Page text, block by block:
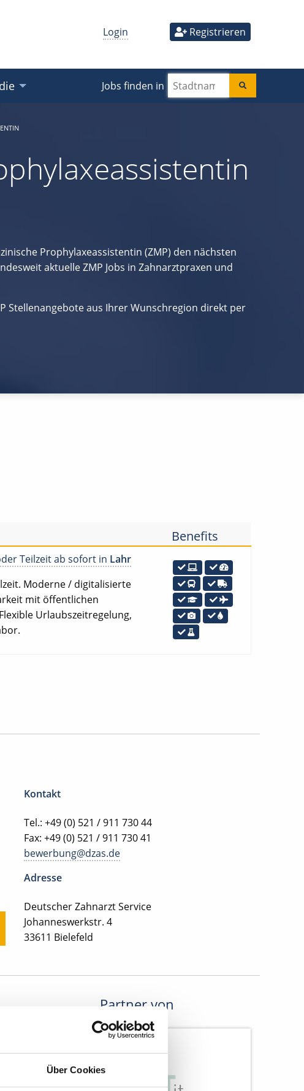
Über Cookies
Login Registrieren
Jobs finden in
Prophylaxeassistentin (ZMP) den nächsten
aktuelle ZMP Jobs in Zahnarztpraxen und
Stellenangebote aus Ihrer Wunschregion direkt per
Benefits
Teilzeit ab sofort in Lahr
Moderne / digitalisierte
mit öffentlichen
Urlaubszeitregelung,
Kontakt
Tel.: +49 (0) 521 / 911 730 44
Fax: +49 (0) 521 / 911 730 41
bewerbung@dzas.de
Adresse
Deutscher Zahnarzt Service
Johanneswerkstr. 4
33611 Bielefeld
Partner von